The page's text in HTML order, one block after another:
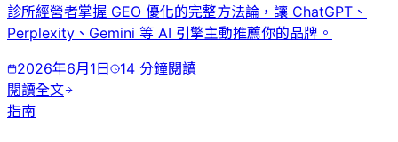
診所經營者掌握 GEO 優化的完整方法論，讓 ChatGPT、
Perplexity、Gemini 等 AI 引擎主動推薦你的品牌。
2026年6月1日
14 分鐘閱讀
閱讀全文
指南